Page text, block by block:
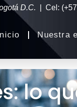
D.C. | Cel:
Inicio Nuestra
lo